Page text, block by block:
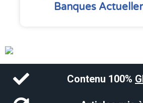
Banques
Contenu 100%